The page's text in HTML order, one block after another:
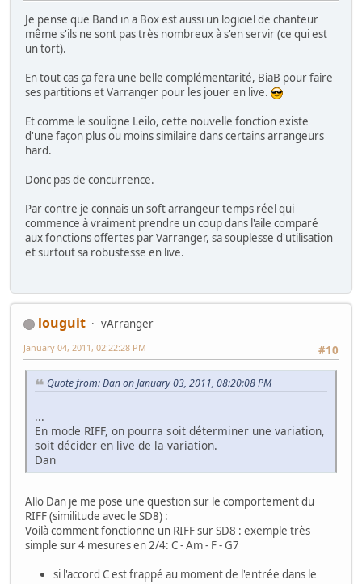
Je pense que Band in a Box est aussi un logiciel de chanteur
même s'ils ne sont pas très nombreux à s'en servir (ce qui est
un tort).
En tout cas ça fera une belle complémentarité, BiaB pour faire
ses partitions et Varranger pour les jouer en live.
Et comme le souligne Leilo, cette nouvelle fonction existe
d'une façon plus ou moins similaire dans certains arrangeurs
hard.
Donc pas de concurrence.
Par contre je connais un soft arrangeur temps réel qui
commence à vraiment prendre un coup dans l'aile comparé
aux fonctions offertes par Varranger, sa souplesse d'utilisation
et surtout sa robustesse en live.
louguit
vArranger
#10
January 04, 2011, 02:22:28 PM
Quote from: Dan on January 03, 2011, 08:20:08 PM
...
En mode RIFF, on pourra soit déterminer une variation,
soit décider en live de la variation.
Dan
Allo Dan je me pose une question sur le comportement du
RIFF (similitude avec le SD8) :
Voilà comment fonctionne un RIFF sur SD8 : exemple très
simple sur 4 mesures en 2/4: C - Am - F - G7
si l'accord C est frappé au moment de l'entrée dans le